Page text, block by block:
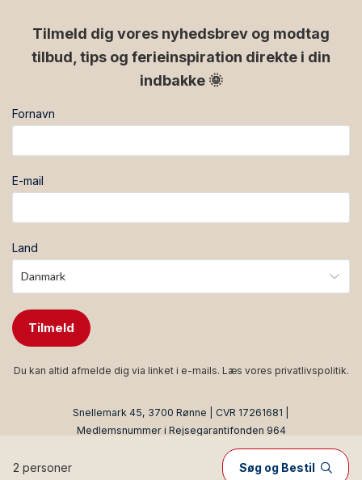
2 personer Søg og Bestil
Tilmeld dig vores nyhedsbrev og modtag
tilbud, tips og ferieinspiration direkte i din
indbakke 🌞
Fornavn
E-mail
Land
Tilmeld
Du kan altid afmelde dig via linket i e-mails. Læs vores privatlivspolitik.
Snellemark 45, 3700 Rønne | CVR 17261681 |
Medlemsnummer i Rejsegarantifonden 964
Visit Technology GroupwithCitybreak™
Information & Reservation System